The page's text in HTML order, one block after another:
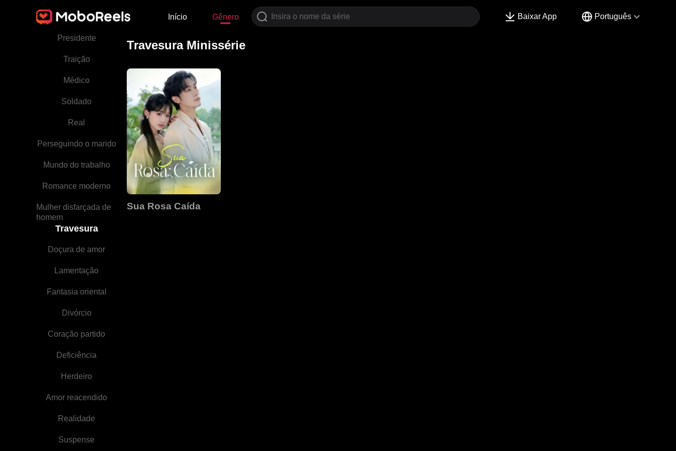
Início Gênero Baixar App Português
Lobisomem
Presidente
Traição
Médico
Soldado
Real
Perseguindo o marido
Mundo do trabalho
Romance moderno
Mulher disfarçada de
homem
Travesura
Doçura de amor
Lamentação
Fantasia oriental
Divórcio
Coração partido
Deficiência
Herdeiro
Amor reacendido
Realidade
Suspense
Travesura Minissérie
Sua Rosa Caída